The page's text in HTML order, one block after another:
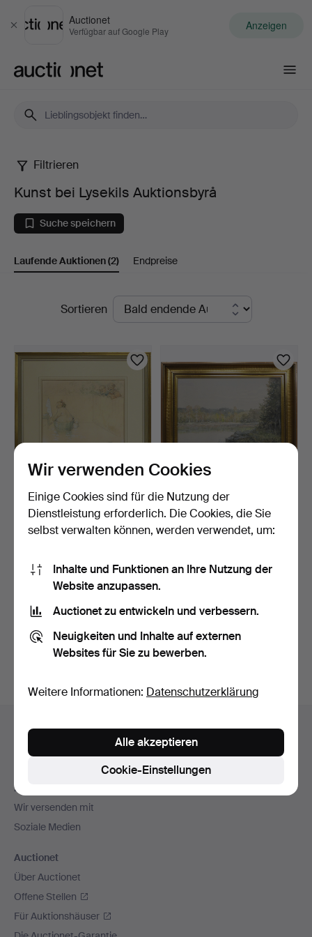
Schließen
Auctionet
Verfügbar auf Google Play Anzeigen
Kunst
bei
Lysekils
Auktionsbyrå
Filtrieren
Kunst bei Lysekils Auktionsbyrå
Suche speichern
Laufende Auktionen(2) Endpreise
LaufendeSortieren
ROBERT HÖGFELDT.
Zeichnung, "Susanna i
bad…
5 Tage
ROBERT HÖGFELDT.
Landschaft, signiert.
6 Tage
Suche speichern
Archiv
suchen.
Navigation
Hilfe und Kontakt
Kontakt mit dem Support aufnehmen
Zahlungsweisen
Wir versenden mit
Soziale Medien
Auctionet
Über Auctionet
Offene Stellen
Für Auktionshäuser
Wir verwenden Cookies
Einige Cookies sind für die Nutzung der
Dienstleistung erforderlich. Die Cookies, die Sie
selbst verwalten können, werden verwendet, um:
Inhalte und Funktionen an Ihre Nutzung der
Website anzupassen.
Auctionet zu entwickeln und verbessern.
Neuigkeiten und Inhalte auf externen
Websites für Sie zu bewerben.
Weitere Informationen: Datenschutzerklärung
Cookie-Einstellungen
Alle akzeptieren